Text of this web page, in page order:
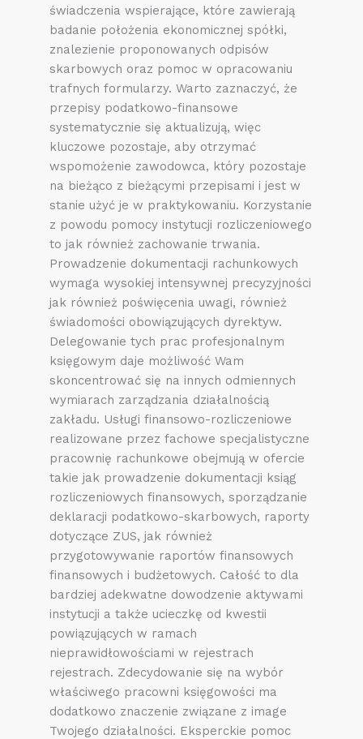
świadczenia wspierające, które zawierają
badanie położenia ekonomicznej spółki,
znalezienie proponowanych odpisów
skarbowych oraz pomoc w opracowaniu
trafnych formularzy. Warto zaznaczyć, że
przepisy podatkowo-finansowe
systematycznie się aktualizują, więc
kluczowe pozostaje, aby otrzymać
wspomożenie zawodowca, który pozostaje
na bieżąco z bieżącymi przepisami i jest w
stanie użyć je w praktykowaniu. Korzystanie
z powodu pomocy instytucji rozliczeniowego
to jak również zachowanie trwania.
Prowadzenie dokumentacji rachunkowych
wymaga wysokiej intensywnej precyzyjności
jak również poświęcenia uwagi, również
świadomości obowiązujących dyrektyw.
Delegowanie tych prac profesjonalnym
księgowym daje możliwość Wam
skoncentrować się na innych odmiennych
wymiarach zarządzania działalnością
zakładu. Usługi finansowo-rozliczeniowe
realizowane przez fachowe specjalistyczne
pracownię rachunkowe obejmują w ofercie
takie jak prowadzenie dokumentacji ksiąg
rozliczeniowych finansowych, sporządzanie
deklaracji podatkowo-skarbowych, raporty
dotyczące ZUS, jak również
przygotowywanie raportów finansowych
finansowych i budżetowych. Całość to dla
bardziej adekwatne dowodzenie aktywami
instytucji a także ucieczkę od kwestii
powiązujących w ramach
nieprawidłowościami w rejestrach
rejestrach. Zdecydowanie się na wybór
właściwego pracowni księgowości ma
dodatkowo znaczenie związane z image
Twojego działalności. Eksperckie pomoc